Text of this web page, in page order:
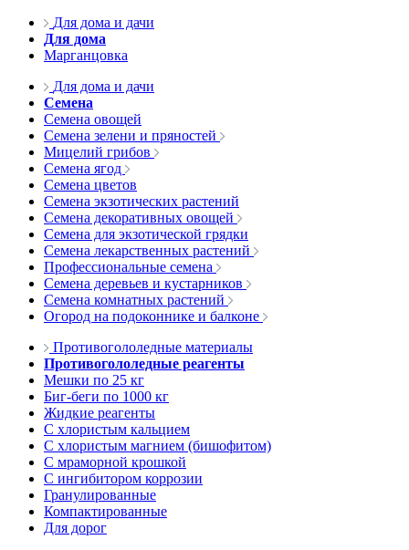
Для дома и дачи
Для дома
Марганцовка
Для дома и дачи
Семена
Семена овощей
Семена зелени и пряностей
Мицелий грибов
Семена ягод
Семена цветов
Семена экзотических растений
Семена декоративных овощей
Семена для экзотической грядки
Семена лекарственных растений
Профессиональные семена
Семена деревьев и кустарников
Семена комнатных растений
Огород на подоконнике и балконе
Противогололедные материалы
Противогололедные реагенты
Мешки по 25 кг
Биг-беги по 1000 кг
Жидкие реагенты
С хлористым кальцием
С хлористым магнием (бишофитом)
С мраморной крошкой
С ингибитором коррозии
Гранулированные
Компактированные
Для дорог